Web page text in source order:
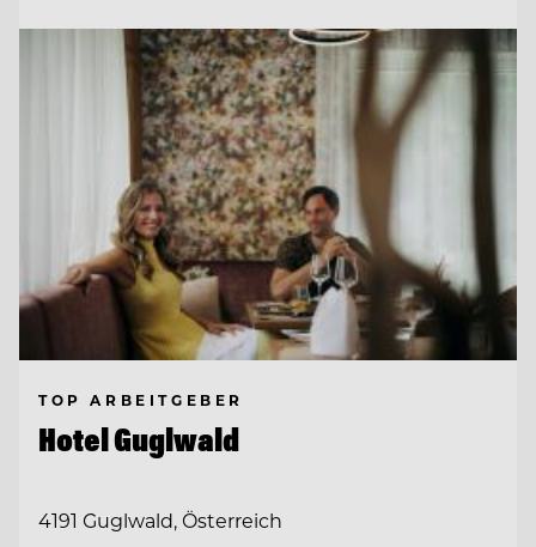
TOP ARBEITGEBER
Hotel Guglwald
4191 Guglwald, Österreich